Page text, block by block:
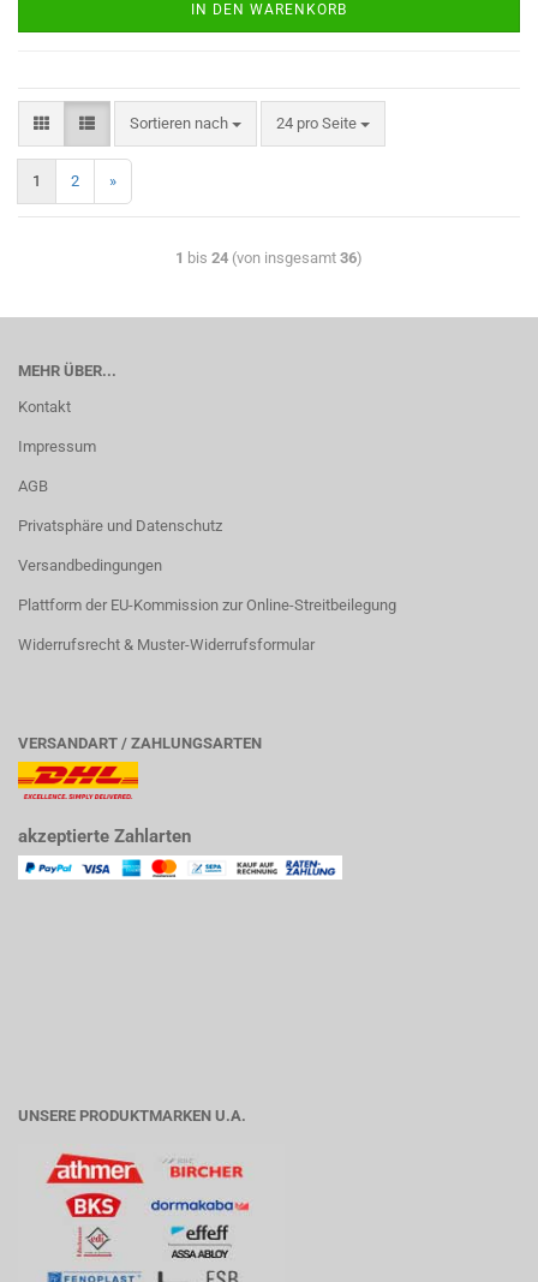
IN DEN WARENKORB
Sortieren nach 24 pro Seite
1 2 »
1 bis 24 (von insgesamt 36)
MEHR ÜBER...
Kontakt
Impressum
AGB
Privatsphäre und Datenschutz
Versandbedingungen
Plattform der EU-Kommission zur Online-Streitbeilegung
Widerrufsrecht & Muster-Widerrufsformular
VERSANDART / ZAHLUNGSARTEN
akzeptierte Zahlarten
UNSERE PRODUKTMARKEN U.A.